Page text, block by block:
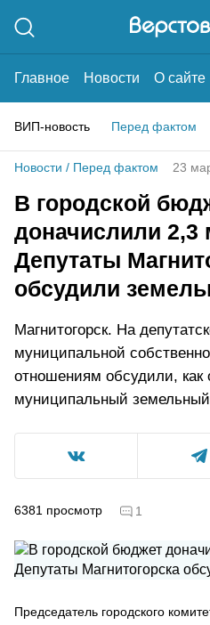
Главное Новости О сайте
ВИП-новость Перед фактом
Новости / Перед фактом 23
В городской
доначислили 2,3
Депутаты
обсудили
Магнитогорск. На
муниципальной
отношениям обсудили, как
муниципальный земельный
6381 просмотр 1
Председатель городского